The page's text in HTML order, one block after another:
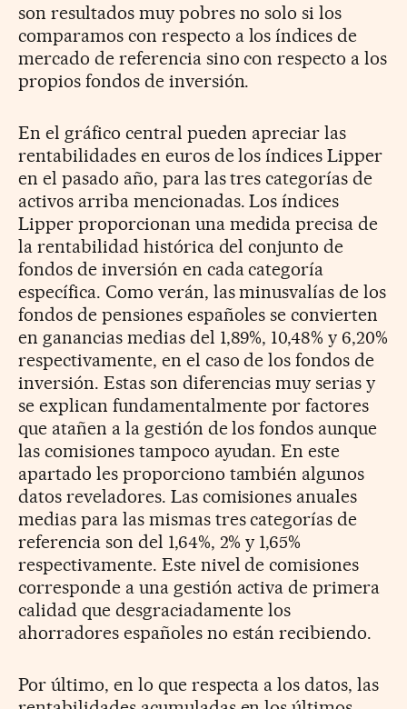
son resultados muy pobres no solo si los
comparamos con respecto a los índices de
mercado de referencia sino con respecto a los
propios fondos de inversión.
En el gráfico central pueden apreciar las
rentabilidades en euros de los índices Lipper
en el pasado año, para las tres categorías de
activos arriba mencionadas. Los índices
Lipper proporcionan una medida precisa de
la rentabilidad histórica del conjunto de
fondos de inversión en cada categoría
específica. Como verán, las minusvalías de los
fondos de pensiones españoles se convierten
en ganancias medias del 1,89%, 10,48% y 6,20%
respectivamente, en el caso de los fondos de
inversión. Estas son diferencias muy serias y
se explican fundamentalmente por factores
que atañen a la gestión de los fondos aunque
las comisiones tampoco ayudan. En este
apartado les proporciono también algunos
datos reveladores. Las comisiones anuales
medias para las mismas tres categorías de
referencia son del 1,64%, 2% y 1,65%
respectivamente. Este nivel de comisiones
corresponde a una gestión activa de primera
calidad que desgraciadamente los
ahorradores españoles no están recibiendo.
Por último, en lo que respecta a los datos, las